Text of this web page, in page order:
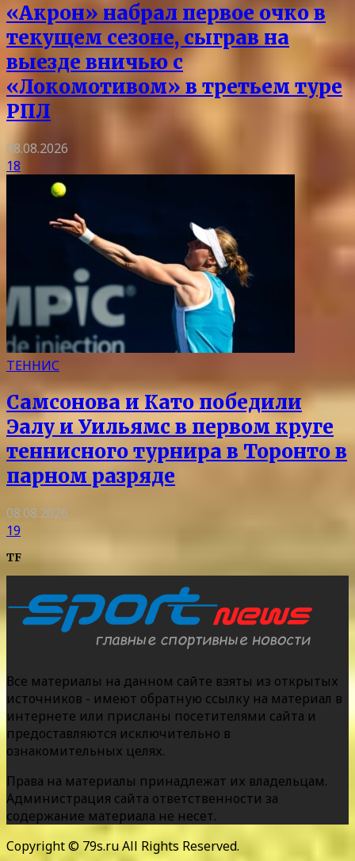
«Акрон» набрал первое очко в
текущем сезоне, сыграв на
выезде вничью с
«Локомотивом» в третьем туре
РПЛ
08.08.2026
18
ТЕННИС
Самсонова и Като победили
Эалу и Уильямс в первом круге
теннисного турнира в Торонто в
парном разряде
08.08.2026
19
TF
Все материалы на данном сайте взяты из открытых
источников - имеют обратную ссылку на материал в
интернете или присланы посетителями сайта и
предоставляются исключительно в
ознакомительных целях.
Права на материалы принадлежат их владельцам.
Администрация сайта ответственности за
содержание материала не несет.
Copyright © 79s.ru All Rights Reserved.